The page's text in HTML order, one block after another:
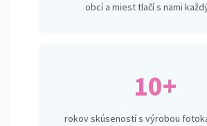
obcí a miest tlačí s nami
10+
rokov skúseností s výrobou